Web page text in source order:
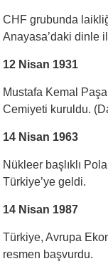
CHF grubunda
Anayasa’daki dinle
12 Nisan 1931
Mustafa Kemal
Cemiyeti kuruldu.
14 Nisan 1963
Nükleer başlıklı
Türkiye’ye geldi.
14 Nisan 1987
Türkiye, Avrupa
resmen başvurdu.